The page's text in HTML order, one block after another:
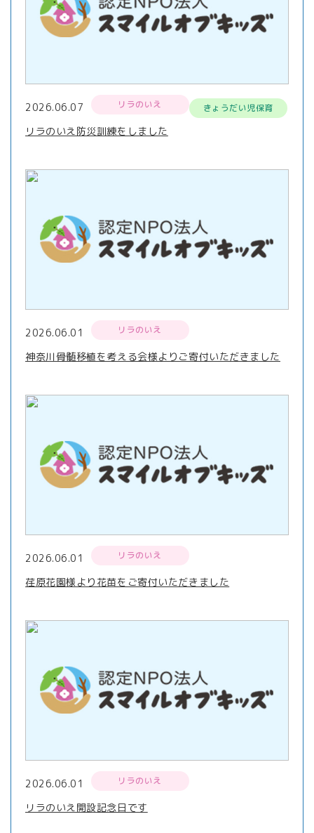
2026.06.07 リラのいえ きょうだい児保育
リラのいえ防災訓練をしました
2026.06.01 リラのいえ
神奈川骨髄移植を考える会様よりご寄付いただきました
2026.06.01 リラのいえ
荏原花園様より花苗をご寄付いただきました
2026.06.01 リラのいえ
リラのいえ開設記念日です